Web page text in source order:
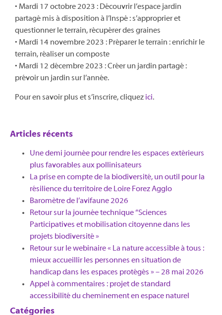
• Mardi 17 octobre 2023 : Découvrir l’espace jardin
partagé mis à disposition à l’Inspé : s’approprier et
questionner le terrain, récupérer des graines
• Mardi 14 novembre 2023 : Préparer le terrain : enrichir le
terrain, réaliser un composte
• Mardi 12 décembre 2023 : Créer un jardin partagé :
prévoir un jardin sur l’année.
Pour en savoir plus et s’inscrire, cliquez ici.
Articles récents
Une demi journée pour rendre les espaces extérieurs
plus favorables aux pollinisateurs
La prise en compte de la biodiversité, un outil pour la
résilience du territoire de Loire Forez Agglo​
Baromètre de l’avifaune 2026
Retour sur la journée technique “Sciences
Participatives et mobilisation citoyenne dans les
projets biodiversité »
Retour sur le webinaire « La nature accessible à tous :
mieux accueillir les personnes en situation de
handicap dans les espaces protégés » – 28 mai 2026
Appel à commentaires : projet de standard
accessibilité du cheminement en espace naturel
Catégories